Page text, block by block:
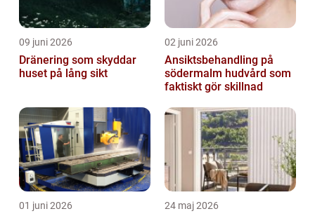
09 juni 2026
Dränering som skyddar
huset på lång sikt
02 juni 2026
Ansiktsbehandling på
södermalm hudvård som
faktiskt gör skillnad
01 juni 2026 24 maj 2026